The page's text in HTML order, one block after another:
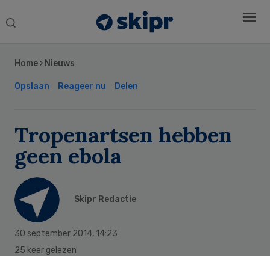
Search
Home › Nieuws
Opslaan Reageer nu Delen
Tropenartsen hebben
geen ebola
Skipr Redactie
30 september 2014, 14:23
25 keer gelezen
Sidebar